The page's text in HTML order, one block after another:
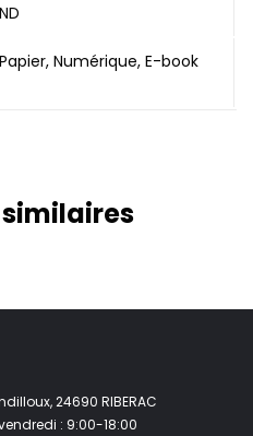
ND
Papier, Numérique, E-book
24690 RIBERAC
: 9:00-18:00